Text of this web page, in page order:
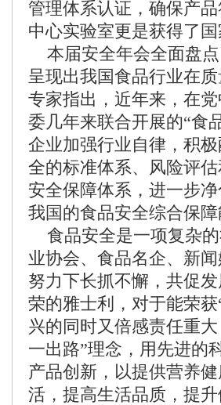
管理体系认证，确保产
中心实验室更是获得了
本届安全年会全面盘点
呈现出我国食品行业在
专家指出，近年来，在
委几年来联合开展的“食
企业加强行业自律，积
全的标准体系、风险评
安全保障体系，进一步
我国的食品安全综合保障
食品安全是一项复杂
业协会、食品名企、新
努力下长抓不懈，共促
荣的雅士利，对于能荣
兴的同时又倍感责任重
一出路”理念，用先进的
产品创新，以提供营养
活，提高生活品质，提